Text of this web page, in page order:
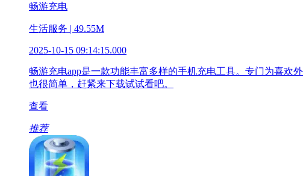
畅游充电
生活服务 | 49.55M
2025-10-15 09:14:15.000
畅游充电app是一款功能丰富多样的手机充电工具。专门为喜欢
也很简单，赶紧来下载试试看吧。
查看
推荐